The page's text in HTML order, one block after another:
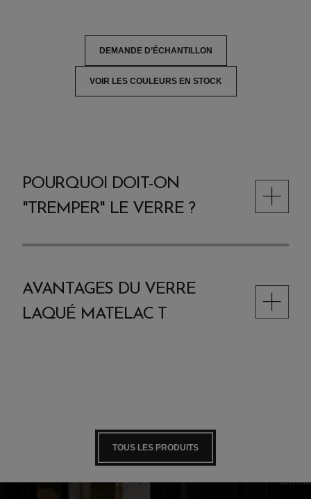
DEMANDE D’ÉCHANTILLON
VOIR LES COULEURS EN STOCK
POURQUOI DOIT-ON
"TREMPER" LE VERRE ?
AVANTAGES DU VERRE
LAQUÉ MATELAC T
TOUS LES PRODUITS